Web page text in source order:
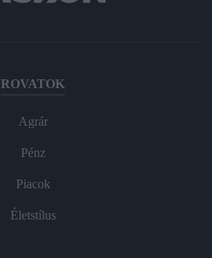
ROVATOK
Agrár
Pénz
Piacok
Életstílus